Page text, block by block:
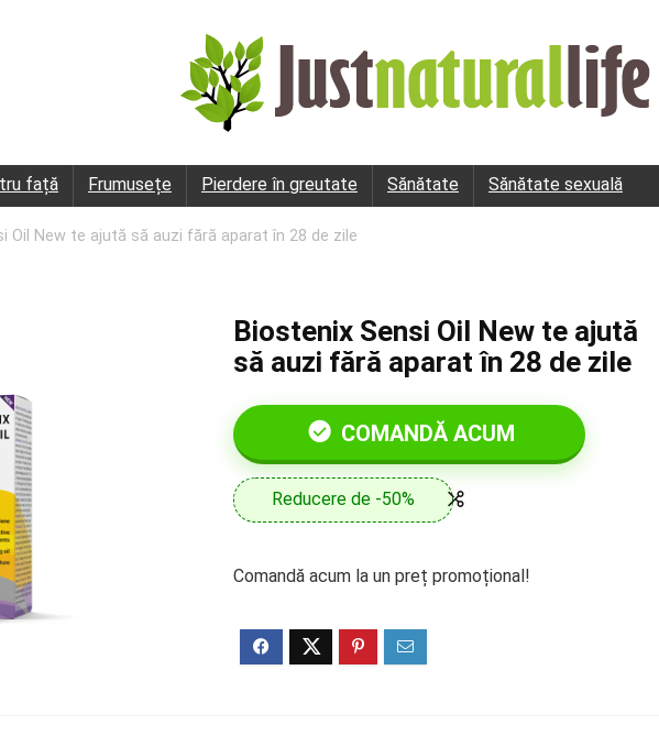
față Frumusețe Pierdere în greutate Sănătate Sănătate sexuală
Oil New te ajută să auzi fără aparat în 28 de zile
Biostenix Sensi Oil New te ajută
să auzi fără aparat în 28 de zile
COMANDĂ ACUM
Reducere de -50%
Comandă acum la un preț promoțional!